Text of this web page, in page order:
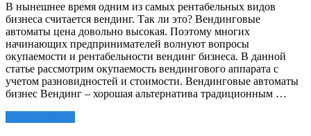
В нынешнее время одним из самых рентабельных видов
бизнеса считается вендинг. Так ли это? Вендинговые
автоматы цена довольно высокая. Поэтому многих
начинающих предпринимателей волнуют вопросы
окупаемости и рентабельности вендинг бизнеса. В данной
статье рассмотрим окупаемость вендингового аппарата с
учетом разновидностей и стоимости. Вендинговые автоматы
бизнес Вендинг – хорошая альтернатива традиционным …